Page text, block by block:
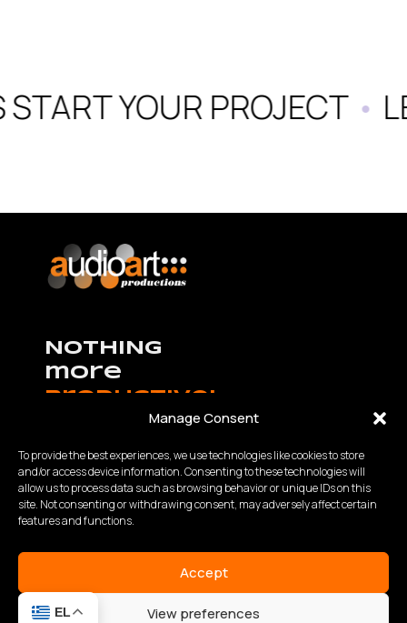
Manage Consent
To provide the best experiences, we use technologies like cookies to store
and/or access device information. Consenting to these technologies will
allow us to process data such as browsing behavior or unique IDs on this
site. Not consenting or withdrawing consent, may adversely affect certain
features and functions.
Accept
View preferences
START YOUR PROJECT•
NOTHING
more
productive!
K.Καραμανλή – Θ.Χαρίση 63 Θεσσαλονίκη,
Τηλ:
2310 840200
- Fax: 2310 934848
Δευτέρα – Παρασκευή | 10:00 – 18:00
EL